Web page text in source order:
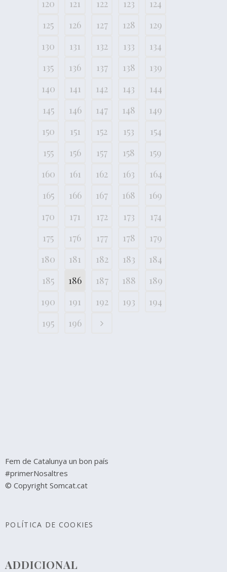
120
121 122 123
124
125
126 127 128
129
130
131 132 133
134
135
136 137 138
139
140
141 142 143
144
145
146 147 148
149
150
151 152 153
154
155
156 157 158
159
160
161 162 163
164
165
166 167 168
169
170
171 172 173
174
175
176 177 178
179
180
181 182 183
184
185
186 187 188
189
190
191 192 193
194
195
196
Fem de Catalunya un bon país
#primerNosaltres
© Copyright Somcat.cat
POLÍTICA DE COOKIES
ADDICIONAL